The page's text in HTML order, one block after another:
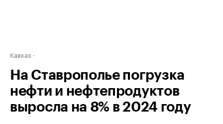
Кавказ
На Ставрополье погрузка
нефти и нефтепродуктов
выросла на 8% в 2024 году